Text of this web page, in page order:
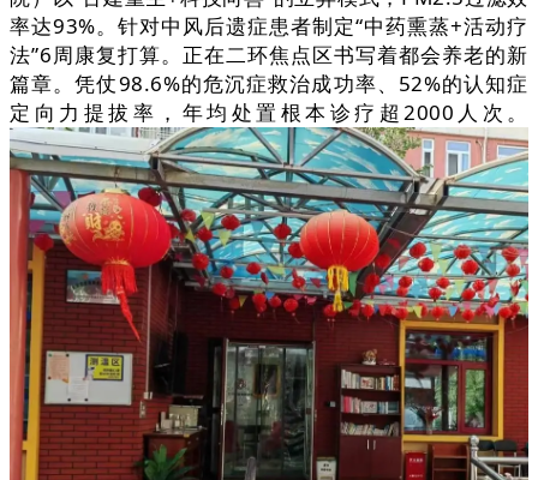
率达93%。针对中风后遗症患者制定“中药熏蒸+活动疗
法”6周康复打算。正在二环焦点区书写着都会养老的新
篇章。凭仗98.6%的危沉症救治成功率、52%的认知症
定向力提拔率，年均处置根本诊疗超2000人次。